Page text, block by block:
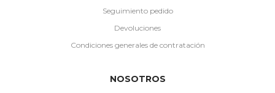
Seguimiento pedido
Devoluciones
Condiciones generales de contratación
NOSOTROS